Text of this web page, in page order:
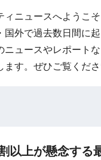
ニュースへようこそ
国外で過去数日間に
ニュースやレポート
す。ぜひご覧くださ
以上が懸念する